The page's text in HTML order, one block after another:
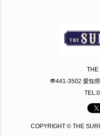
THE
〠441-3502 愛知
COPYRIGHT © THE